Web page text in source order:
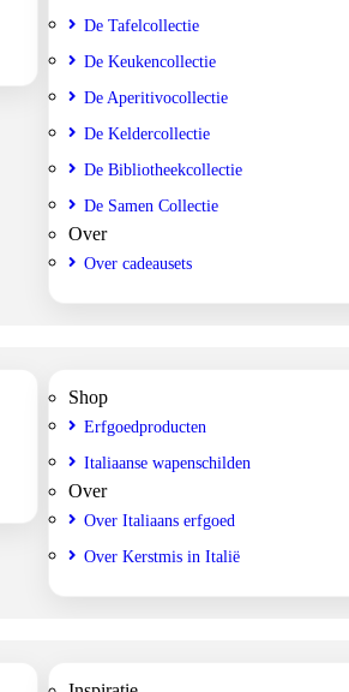
De Tafelcollectie
De Keukencollectie
De Aperitivocollectie
De Keldercollectie
De Bibliotheekcollectie
De Samen Collectie
Over
Over cadeausets
Shop
Erfgoedproducten
Italiaanse wapenschilden
Over
Over Italiaans erfgoed
Over Kerstmis in Italië